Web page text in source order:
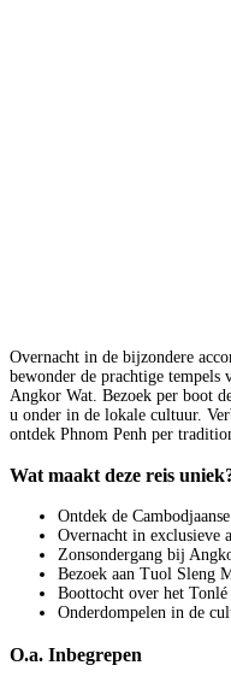
Overnacht in de bijzondere
bewonder de prachtige tempels
Angkor Wat. Bezoek per boot
u onder in de lokale cultuur.
ontdek Phnom Penh per
Wat maakt deze reis
Ontdek de
Overnacht in exclusieve
Zonsondergang bij
Bezoek aan Tuol Sleng
Boottocht over het Tonlé
Onderdompelen in de
O.a. Inbegrepen